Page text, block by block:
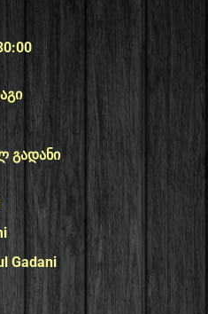
გადანი
Gadani